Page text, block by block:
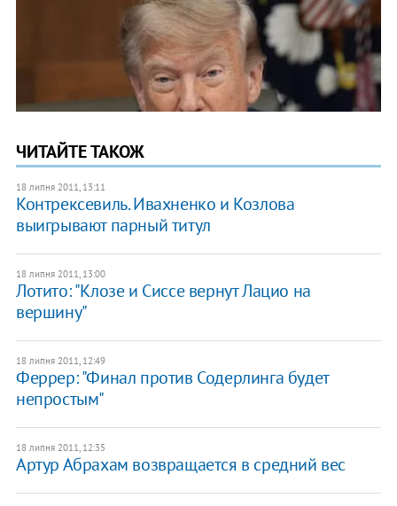
ЧИТАЙТЕ ТАКОЖ
18 липня 2011, 13:11
Контрексевиль. Ивахненко и Козлова
выигрывают парный титул
18 липня 2011, 13:00
Лотито: "Клозе и Сиссе вернут Лацио на
вершину"
18 липня 2011, 12:49
Феррер: "Финал против Содерлинга будет
непростым"
18 липня 2011, 12:35
Артур Абрахам возвращается в средний вес